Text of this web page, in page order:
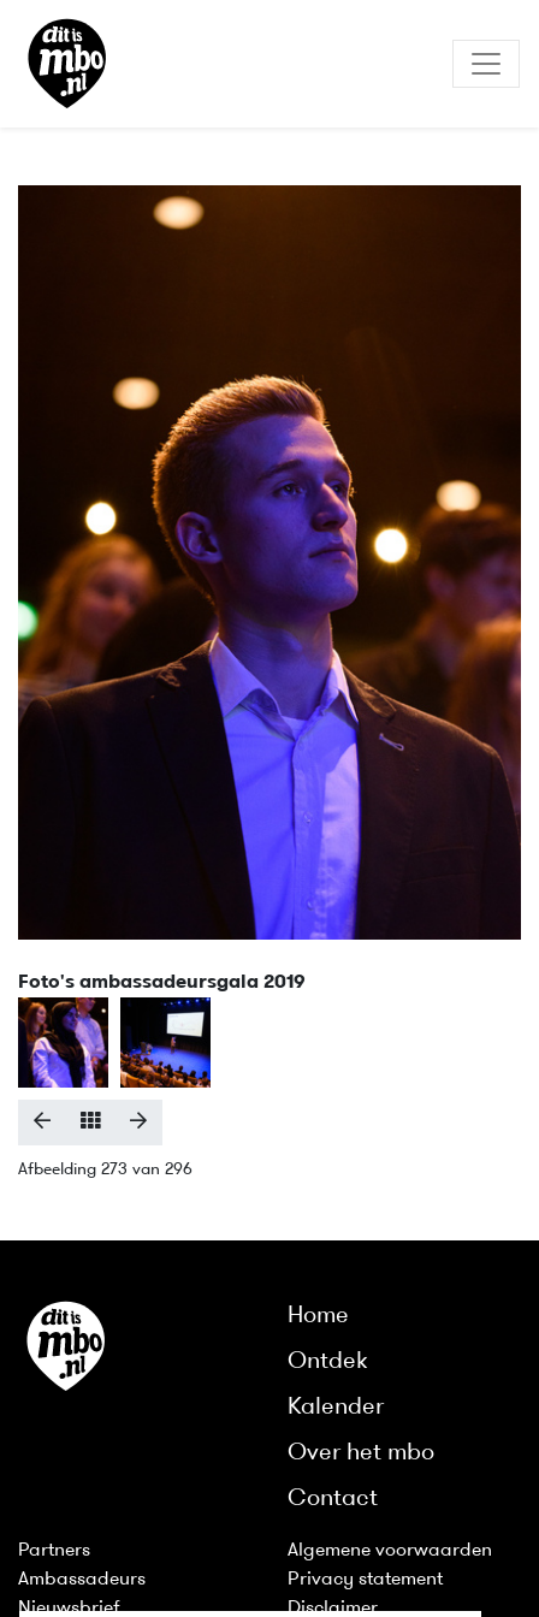
Foto's ambassadeursgala 2019
Afbeelding 273 van 296
Home
Ontdek
Kalender
Over het mbo
Contact
Partners
Ambassadeurs
Nieuwsbrief
Algemene voorwaarden
Privacy statement
Disclaimer